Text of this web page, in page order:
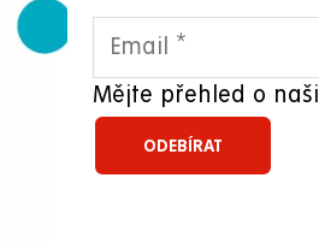
Mějte přehled o